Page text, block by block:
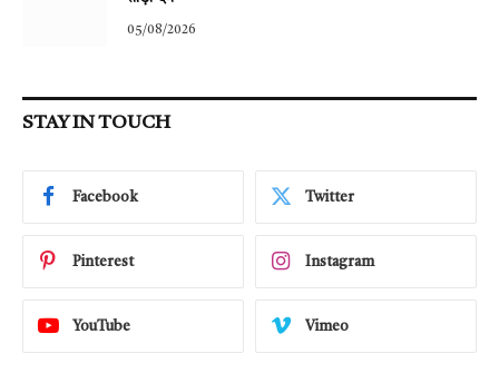
05/08/2026
STAY IN TOUCH
Facebook Twitter
Pinterest Instagram
YouTube Vimeo